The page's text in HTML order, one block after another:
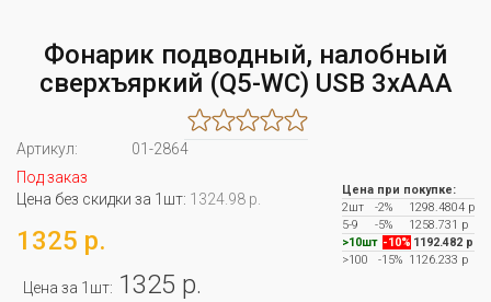
Фонарик подводный, налобный
сверхъяркий (Q5-WC) USB 3xAAA
Артикул:
01-2864
Под заказ
Цена без скидки за 1шт: 1324.98 р.
1325 р.
Цена за 1шт: 1325 р.
Цена при покупке:
2шт
-2%
1298.4804 р
5-9
-5%
1258.731 р
>10шт -10% 1192.482 р
>100
-15% 1126.233 р